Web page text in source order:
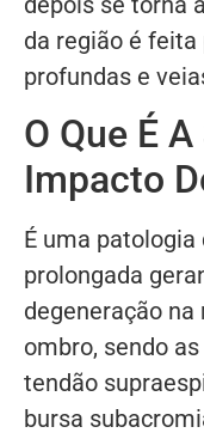
da região é
profundas e
O Que É
Impacto
É uma
prolongada
degeneração
ombro, sendo
tendão
bursa